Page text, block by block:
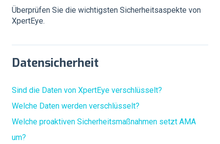
Überprüfen Sie die wichtigsten Sicherheitsaspekte von
XpertEye.
Datensicherheit
Sind die Daten von XpertEye verschlüsselt?
Welche Daten werden verschlüsselt?
Welche proaktiven Sicherheitsmaßnahmen setzt AMA
um?